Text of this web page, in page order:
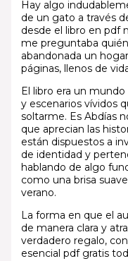
Hay algo
de un gato a través
desde el libro en pdf
me preguntaba
abandonada un
páginas, llenos de
El libro era un
y escenarios vívidos
soltarme. Es Abdías
que aprecian las
están dispuestos a
de identidad y
hablando de algo
como una brisa
verano.
La forma en que el
de manera clara y
verdadero regalo,
esencial pdf gratis